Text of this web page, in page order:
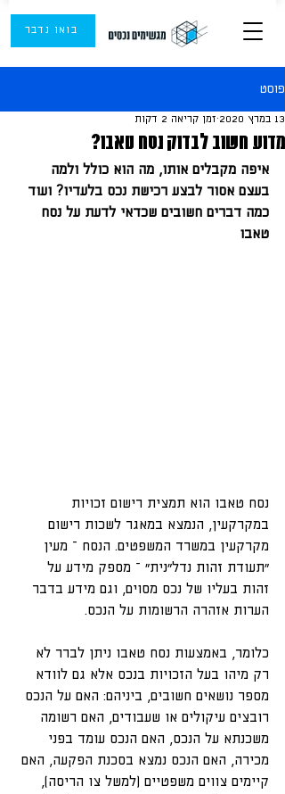
בואו נדבר
פוסט
מדוע חשוב לבדוק נסח טאבו?
13 במרץ 2020 זמן קריאה 2 דקות
איפה מקבלים אותו, מה הוא כולל ולמה
בעצם אסור לבצע רכישת נכס בלעדיו? ועוד
כמה דברים חשובים שכדאי לדעת על נסח
טאבו
נסח טאבו הוא תמצית רישום זכויות
במקרקעין, הנמצא במאגר לשכות רישום
מקרקעין במשרד המשפטים. הנסח – מעין
"תעודת זהות נדל"נית" – מספק מידע על
זהות בעליו של נכס מסוים, וגם מידע בדבר
הערות אזהרה הרשומות על הנכס.
כלומר, באמצעות נסח טאבו ניתן לברר לא
רק מיהו בעל הזכויות בנכס אלא גם לוודא
מספר נושאים חשובים, ביניהם: האם על הנכס
רובצים עיקולים או שעבודים, האם רשומה
משכנתא על הנכס, האם הנכס עומד בפני
מכירה, האם הנכס נמצא בסכנת הפקעה, האם
קיימים צווים משפטיים (למשל צו הריסה),